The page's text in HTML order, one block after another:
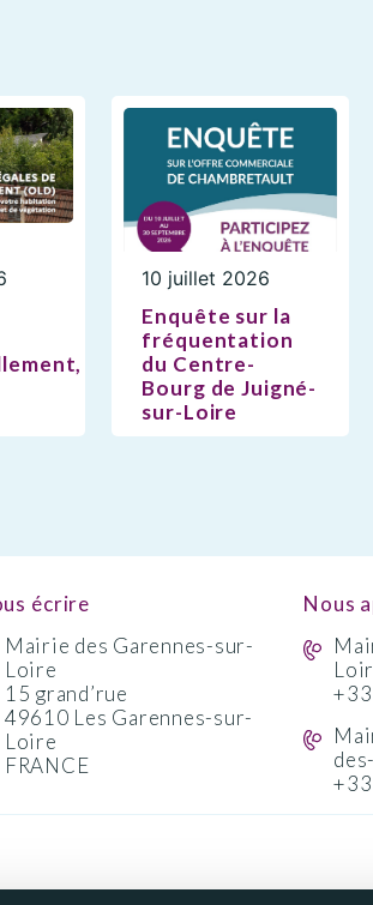
10 juillet 2026
Enquête sur la
fréquentation
du Centre-
Bourg de Juigné-
sur-Loire
écrire
Mairie des Garennes-sur-
Loire
15 grand’rue
49610 Les Garennes-sur-
Loire
FRANCE
Nous